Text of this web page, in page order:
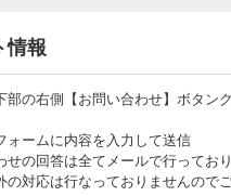
情報
部の右側【お問い合わせ】ボタン
ォームに内容を入力して送信
の回答は全てメールで行っており
対応は行なっておりませんのでご